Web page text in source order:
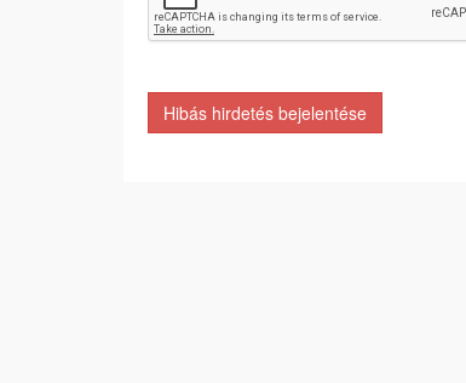
Hibás hirdetés bejelentése